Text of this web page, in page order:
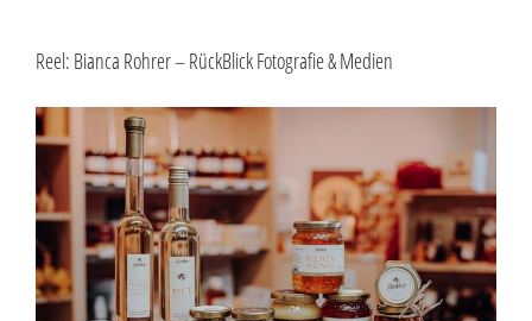
Reel: Bianca Rohrer – RückBlick Fotografie & Medien